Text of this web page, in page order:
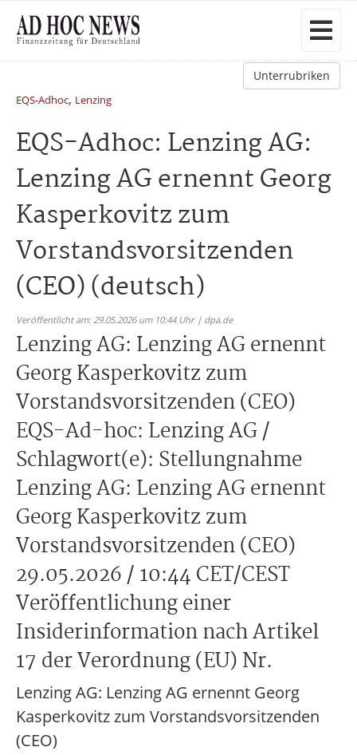
Unterrubriken
EQS-Adhoc, Lenzing
EQS-Adhoc: Lenzing AG:
Lenzing AG ernennt Georg
Kasperkovitz zum
Vorstandsvorsitzenden
(CEO) (deutsch)
Veröffentlicht am: 29.05.2026 um 10:44 Uhr | dpa.de
Lenzing AG: Lenzing AG ernennt
Georg Kasperkovitz zum
Vorstandsvorsitzenden (CEO)
EQS-Ad-hoc: Lenzing AG /
Schlagwort(e): Stellungnahme
Lenzing AG: Lenzing AG ernennt
Georg Kasperkovitz zum
Vorstandsvorsitzenden (CEO)
29.05.2026 / 10:44 CET/CEST
Veröffentlichung einer
Insiderinformation nach Artikel
17 der Verordnung (EU) Nr.
Lenzing AG: Lenzing AG ernennt Georg
Kasperkovitz zum Vorstandsvorsitzenden
(CEO)